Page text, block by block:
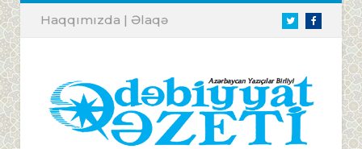
TwitterFacebook
Haqqımızda | Əlaqə